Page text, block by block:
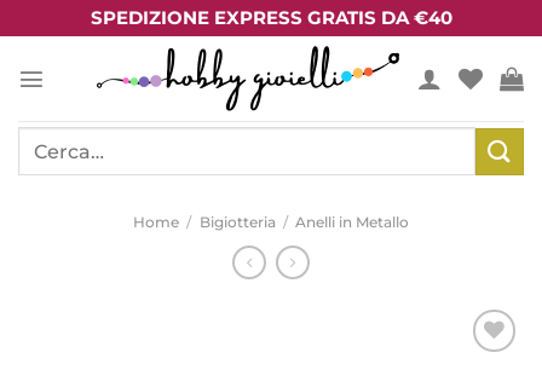
ai
contenuti
SPEDIZIONE EXPRESS GRATIS DA €40
Cerca:
Home / Bigiotteria / Anelli in Metallo